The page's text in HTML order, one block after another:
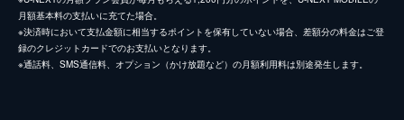
月額基本料の支払いに充てた場合。
※決済時において支払金額に相当するポイントを保有していない場合、差額分の料金はご登
録のクレジットカードでのお支払いとなります。
※通話料、SMS通信料、オプション（かけ放題など）の月額利用料は別途発生します。